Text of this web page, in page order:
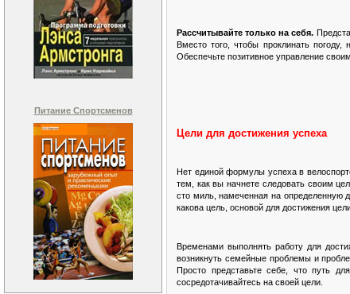
Питание Спортсменов
Рассчитывайте только на себя.
Вместо того, чтобы проклинать
Обеспечьте позитивное управление
Цели для достижения успеха
Нет единой формулы успеха в
тем, как вы начнете следовать своим
сто миль, намеченная на определенную
какова цель, основой для достижения
Временами выполнять работу для
возникнуть семейные проблемы и
Просто представьте себе, что путь
сосредотачивайтесь на своей цели.